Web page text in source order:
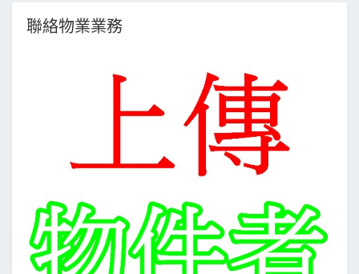
聯絡物業業務